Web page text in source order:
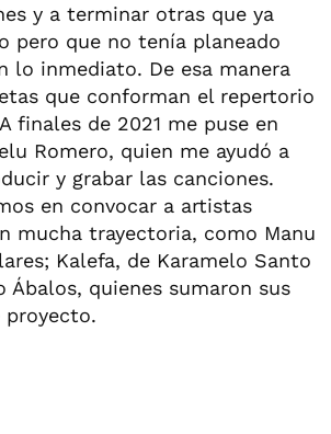
y a terminar otras que ya
pero que no tenía planeado
lo inmediato. De esa manera
que conforman el repertorio
finales de 2021 me puse en
Romero, quien me ayudó a
y grabar las canciones.
en convocar a artistas
mucha trayectoria, como Manu
Kalefa, de Karamelo Santo
Ábalos, quienes sumaron sus
proyecto.